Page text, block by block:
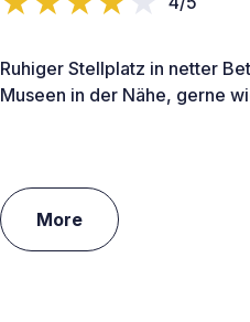
Ruhiger Stellplatz in netter
Museen in der Nähe, gerne
More